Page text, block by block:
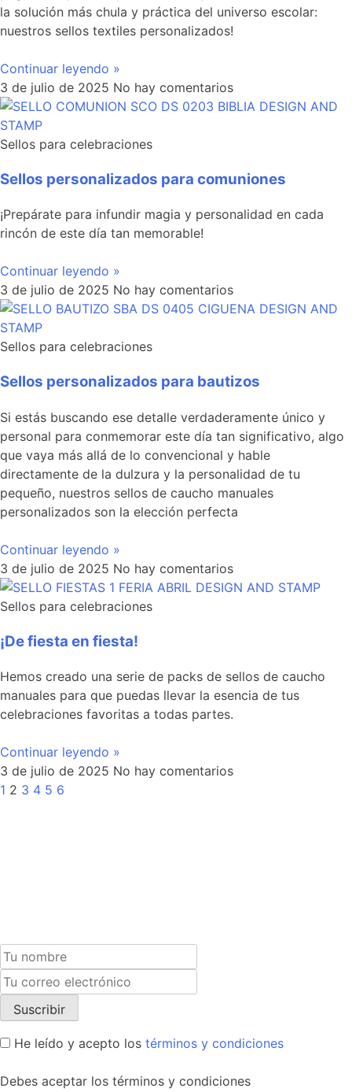
la solución más chula y práctica del universo escolar:
nuestros sellos textiles personalizados!
Continuar leyendo »
3 de julio de 2025 No hay comentarios
Sellos para celebraciones
Sellos personalizados para comuniones
¡Prepárate para infundir magia y personalidad en cada
rincón de este día tan memorable!
Continuar leyendo »
3 de julio de 2025 No hay comentarios
Sellos para celebraciones
Sellos personalizados para bautizos
Si estás buscando ese detalle verdaderamente único y
personal para conmemorar este día tan significativo, algo
que vaya más allá de lo convencional y hable
directamente de la dulzura y la personalidad de tu
pequeño, nuestros sellos de caucho manuales
personalizados son la elección perfecta
Continuar leyendo »
3 de julio de 2025 No hay comentarios
Sellos para celebraciones
¡De fiesta en fiesta!
Hemos creado una serie de packs de sellos de caucho
manuales para que puedas llevar la esencia de tus
celebraciones favoritas a todas partes.
Continuar leyendo »
3 de julio de 2025 No hay comentarios
1 2 3 4 5 6
He leído y acepto los términos y condiciones
Debes aceptar los términos y condiciones